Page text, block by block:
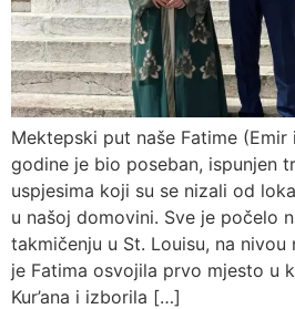
Mektepski put naše Fatime
godine je bio poseban, ispunjen
uspjesima koji su se nizali od
u našoj domovini. Sve je počelo
takmičenju u St. Louisu, na nivou
je Fatima osvojila prvo mjesto u
Kur’ana i izborila […]